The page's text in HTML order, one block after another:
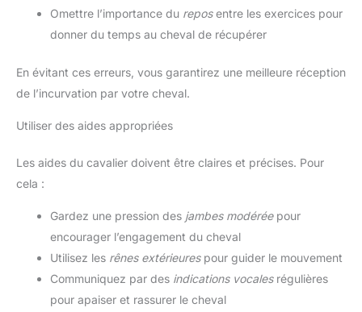
Omettre l’importance du reposentre les exercices pour
donner du temps au cheval de récupérer
En évitant ces erreurs, vous garantirez une meilleure réception
de l’incurvation par votre cheval.
Utiliser des aides appropriées
Les aides du cavalier doivent être claires et précises. Pour
cela :
Gardez une pression des jambes modéréepour
encourager l’engagement du cheval
Utilisez les rênes extérieurespour guider le mouvement
Communiquez par des indications vocalesrégulières
pour apaiser et rassurer le cheval